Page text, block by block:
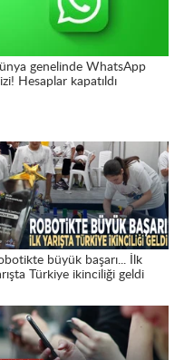
genelinde WhatsApp
Hesaplar kapatıldı
büyük başarı... İlk
Türkiye ikinciliği geldi